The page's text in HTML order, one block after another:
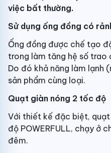
việc bất thường.
Sử dụng ống đồng có
Ống đồng được chế tạo
trong làm tăng hệ số trao
Do đó khả năng làm lạnh
sản phẩm cùng loại.
Quạt giàn nóng 2 tốc độ
Với thiết kế đặc biệt,
độ POWERFULL, chạy ở
đêm.